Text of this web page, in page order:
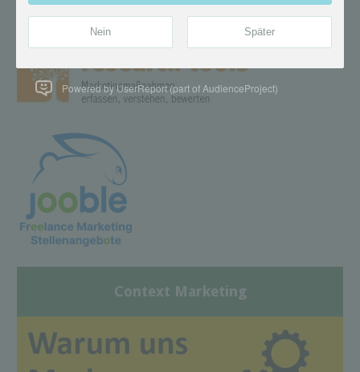
Context Marketing
Powered by UserReport (part of AudienceProject)